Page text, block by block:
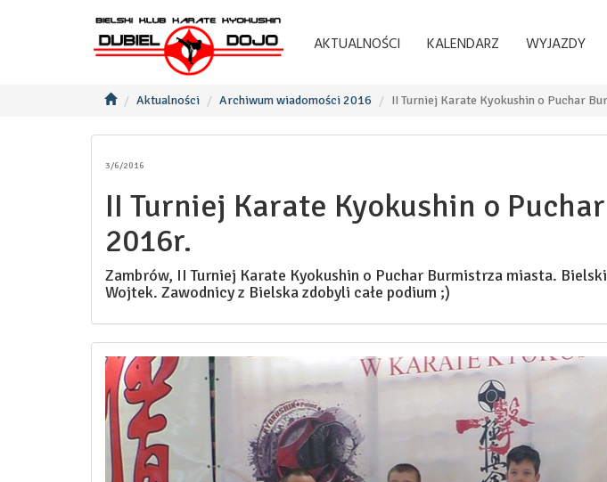
AKTUALNOŚCI KALENDARZ WYJAZDY
Aktualności Archiwum wiadomości 2016 II Turniej Karate Kyokushin o Puchar
3/6/2016
II Turniej Karate Kyokushin o
2016r.
Zambrów, II Turniej Karate Kyokushin o Puchar Burmistrza miasta.
Wojtek. Zawodnicy z Bielska zdobyli całe podium ;)